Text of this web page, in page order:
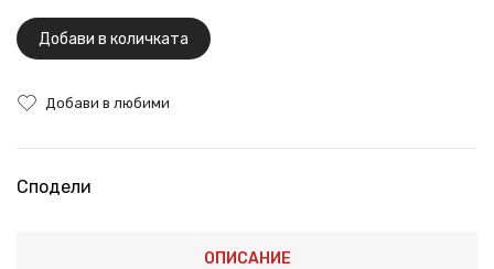
Добави в количката
Добави в любими
Сподели
ОПИСАНИЕ